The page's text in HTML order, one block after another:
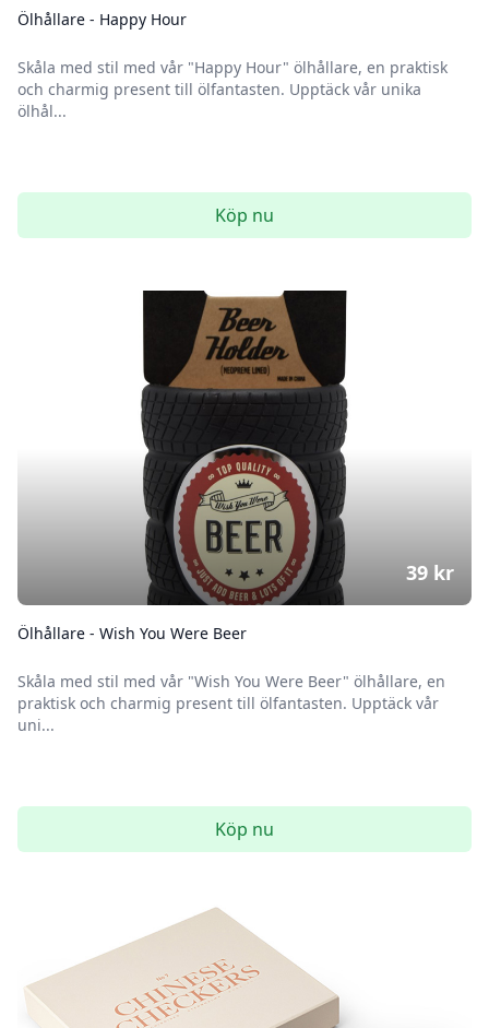
Ölhållare - Happy Hour
Skåla med stil med vår "Happy Hour" ölhållare, en praktisk
och charmig present till ölfantasten. Upptäck vår unika
ölhål...
Köp nu
Ölhållare - Wish You Were Beer
Skåla med stil med vår "Wish You Were Beer" ölhållare, en
praktisk och charmig present till ölfantasten. Upptäck vår
uni...
39 kr
Köp nu